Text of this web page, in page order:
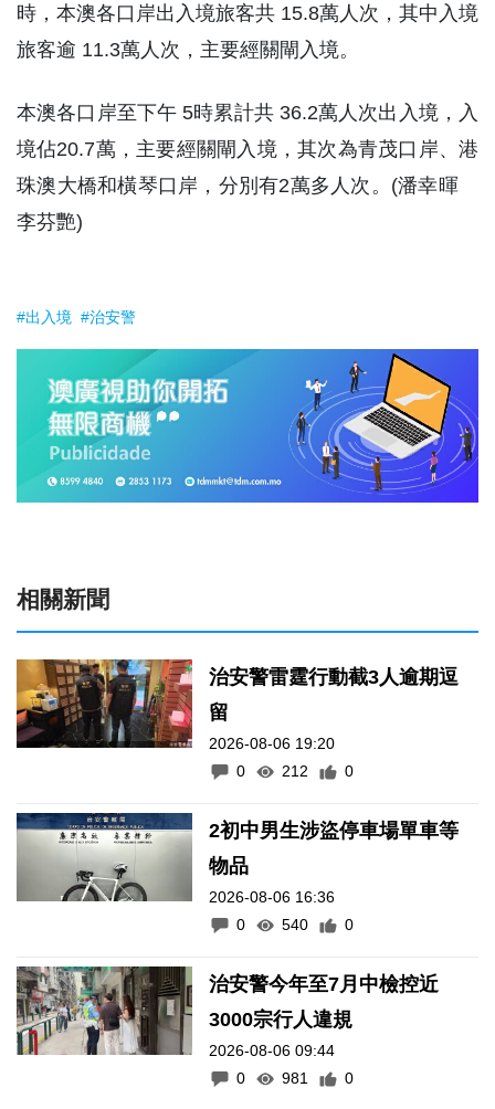
時，本澳各口岸出入境旅客共 15.8萬人次，其中入境
旅客逾 11.3萬人次，主要經關閘入境。
本澳各口岸至下午 5時累計共 36.2萬人次出入境，入
境佔20.7萬，主要經關閘入境，其次為青茂口岸、港
珠澳大橋和橫琴口岸，分別有2萬多人次。(潘幸暉
李芬艷)
#出入境 #治安警
相關新聞
治安警雷霆行動截3人逾期逗
留
2026-08-06 19:20
0
212 0
2初中男生涉盜停車場單車等
物品
2026-08-06 16:36
0
540 0
治安警今年至7月中檢控近
3000宗行人違規
2026-08-06 09:44
0
981 0